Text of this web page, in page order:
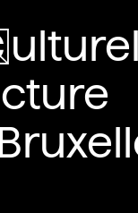
ulturel